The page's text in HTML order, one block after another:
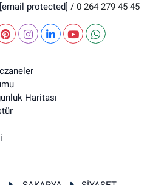
[email protected] / 0 264 279 45 45
Haritası